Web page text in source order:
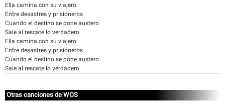
Ella camina con su viajero
Entre desastres y prisioneros
Cuando el destino se pone austero
Sale al rescate lo verdadero
Ella camina con su viajero
Entre desastres y prisioneros
Cuando el destino se pone austero
Sale al rescate lo verdadero
Otras canciones de WOS